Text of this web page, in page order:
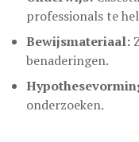
professionals te
Bewijsmateriaal:
benaderingen.
onderzoeken.